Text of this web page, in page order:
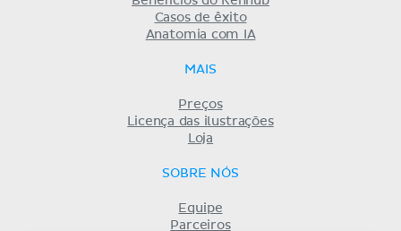
Casos de êxito
Anatomia com IA
MAIS
Preços
Licença das ilustrações
Loja
SOBRE NÓS
Equipe
Parceiros